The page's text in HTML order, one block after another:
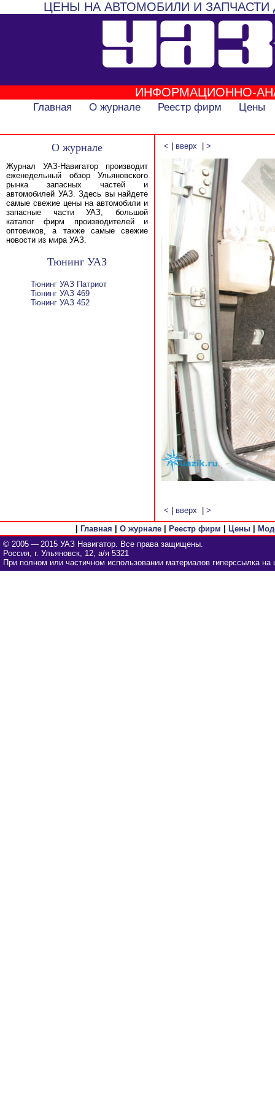
ЦЕНЫ НА АВТОМОБИЛИ И
ИНФОРМАЦИОННО-
Главная О журнале Реестр фирм Цены
О журнале
Журнал УАЗ-Навигатор производит
еженедельный обзор Ульяновского
рынка запасных частей и
автомобилей УАЗ. Здесь вы найдете
самые свежие цены на автомобили и
запасные части УАЗ, большой
каталог фирм производителей и
оптовиков, а также самые свежие
новости из мира УАЗ.
Тюнинг УАЗ
Тюнинг УАЗ Патриот
Тюнинг УАЗ 469
Тюнинг УАЗ 452
< вверх >
< вверх
>
Главная О журнале| Реестр фирм Цены|
© 2005 — 2015 УАЗ Навигатор. Все права защищены.
Россия, г. Ульяновск, 12, а/я 5321
При полном или частичном использовании материалов гиперссылка на